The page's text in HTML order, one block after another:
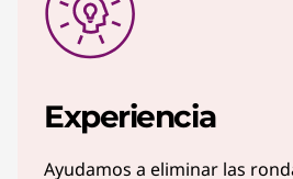
Experiencia
Ayudamos a eliminar las